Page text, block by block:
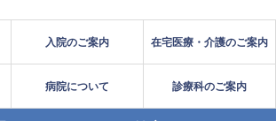
入院のご案内 在宅医療・介護のご案内
病院について 診療科のご案内